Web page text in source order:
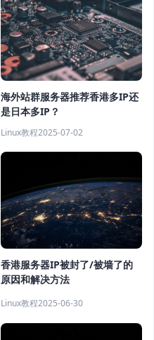
海外站群服务器推荐香港多IP还
是日本多IP？
Linux教程2025-07-02
香港服务器IP被封了/被墙了的
原因和解决方法
Linux教程2025-06-30